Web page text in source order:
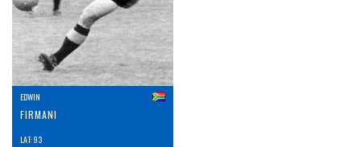
EDWIN
FIRMANI
LAT: 93